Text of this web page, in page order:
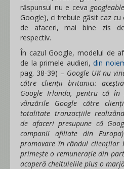
răspunsul nu e ceva googleable
Google), ci trebuie găsit caz
de afaceri, mai bine zis
respectiv.
În cazul Google, modelul de
de la primele audieri, din
pag. 38-39) – Google UK nu
către clienții britanici:
Google Irlanda, pentru că
vânzările Google către
totalitate tranzacțiile
de afaceri presupune că
companii afiliate din
promovare în rândul clienților
primește o remunerație din
acoperă cheltuielile plus o